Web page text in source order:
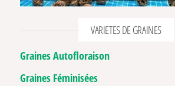
VARIETES DE GRAINES
Graines Autofloraison
Graines Féminisées